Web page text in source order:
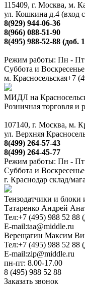
115409, г. Москва, м.
ул. Кошкина д.4 (вход
8(929) 944-06-36
8(966) 088-51-90
8(495) 988-52-88 (доб.
Режим работы: Пн -
Суббота и
м. Красносельская+7
МИДЛ на
Розничная торговля и
107140, г. Москва, м.
ул. Верхняя
8(499) 264-57-43
8(499) 264-45-77
Режим работы: Пн -
Суббота и
г. Краснодар склад/
Тензодатчики и блоки
Татаренко Андрей
Тел:+7 (495) 988 52 88
E-mail:taa@middle.ru
Верещагин Максим
Тел:+7 (495) 988 52 88
E-mail:zip@middle.ru
пн-пт: 8.00-17.00
8 (495) 988 52 88
Заказать звонок